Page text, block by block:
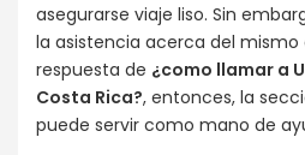
asegurarse viaje liso. Sin
la asistencia acerca del mismo
respuesta de ¿como llamar a
Costa Rica?, entonces, la
puede servir como mano de